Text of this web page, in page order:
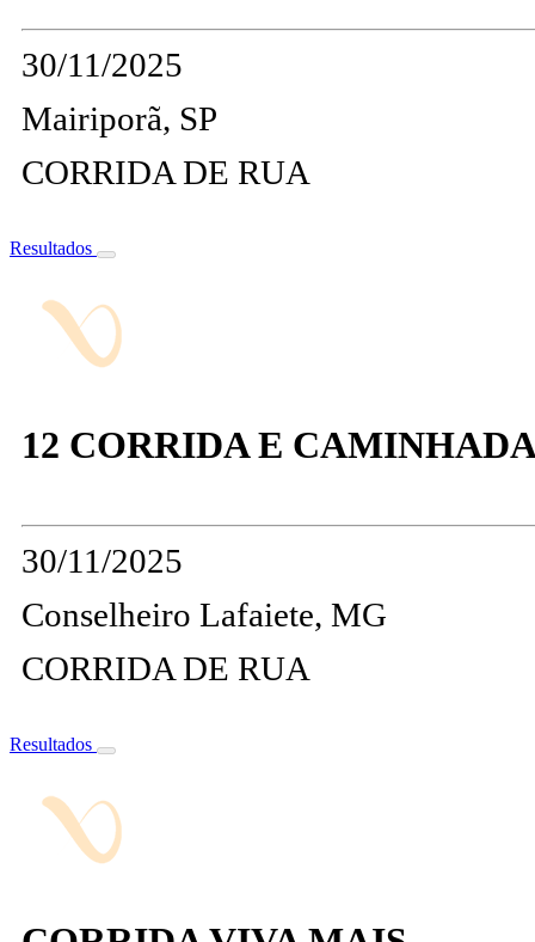
30/11/2025
Mairiporã, SP
CORRIDA DE RUA
Resultados
12 CORRIDA E
30/11/2025
Conselheiro Lafaiete, MG
CORRIDA DE RUA
Resultados